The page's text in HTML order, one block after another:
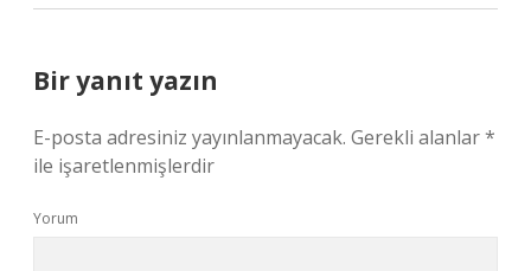
Bir yanıt yazın
E-posta adresiniz yayınlanmayacak. Gerekli alanlar*
ile işaretlenmişlerdir
Yorum